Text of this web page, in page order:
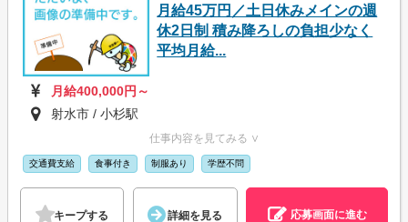
月給45万円／土日休みメインの週
休2日制 積み降ろしの負担少なく
平均月給...
月給400,000円～
射水市 / 小杉駅
仕事内容を見てみる ∨
交通費支給 食事付き 制服あり 学歴不問
キープする 詳細を見る 応募画面に進む